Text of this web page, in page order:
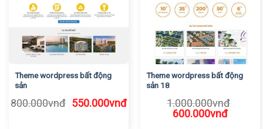
Theme wordpress bất động
sản
800.000vnđ Giá
550.000vnđGiá
Theme wordpress bất động
sản 18
1.000.000vnđ
Giá
600.000vnđGiá